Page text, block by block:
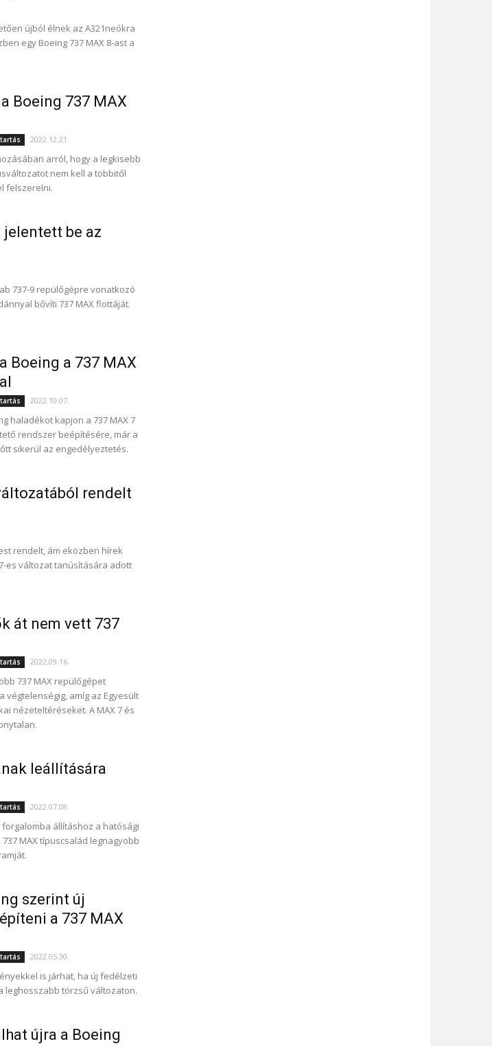
újból élnek az A321neókra
egy Boeing 737 MAX 8-ast a
Boeing 737 MAX
2022.12.21.
arról, hogy a legkisebb
nem kell a többitől
felszerelni.
jelentett be az
737-9 repülőgépre vonatkozó
bővíti 737 MAX flottáját.
Boeing a 737 MAX
2022.10.07.
haladékot kapjon a 737 MAX 7
rendszer beépítésére, már a
sikerül az engedélyeztetés.
rendelt
rendelt, ám eközben hírek
es változat tanúsítására adott
át nem vett 737
2022.09.16.
737 MAX repülőgépet
végtelenségig, amíg az Egyesült
nézeteltéréseket. A MAX 7 és
leállítására
2022.07.08.
állításhoz a hatósági
MAX típuscsalád legnagyobb
szerint új
a 737 MAX
2022.05.30.
is járhat, ha új fedélzeti
leghosszabb törzsű változaton.
újra a Boeing